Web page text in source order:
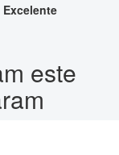
Excelente
este